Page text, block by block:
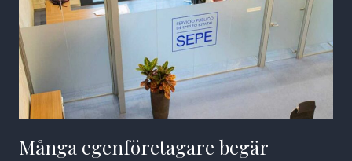
Många egenföretagare begär